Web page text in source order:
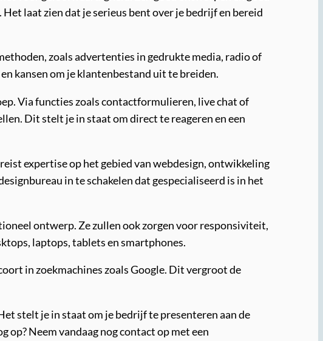
laat zien dat je serieus bent over je bedrijf en bereid
zoals advertenties in gedrukte media, radio of
kansen om je klantenbestand uit te breiden.
Via functies zoals contactformulieren, live chat of
Dit stelt je in staat om direct te reageren en een
expertise op het gebied van webdesign, ontwikkeling
in te schakelen dat gespecialiseerd is in het
ontwerp. Ze zullen ook zorgen voor responsiviteit,
laptops, tablets en smartphones.
in zoekmachines zoals Google. Dit vergroot de
stelt je in staat om je bedrijf te presenteren aan de
op? Neem vandaag nog contact op met een